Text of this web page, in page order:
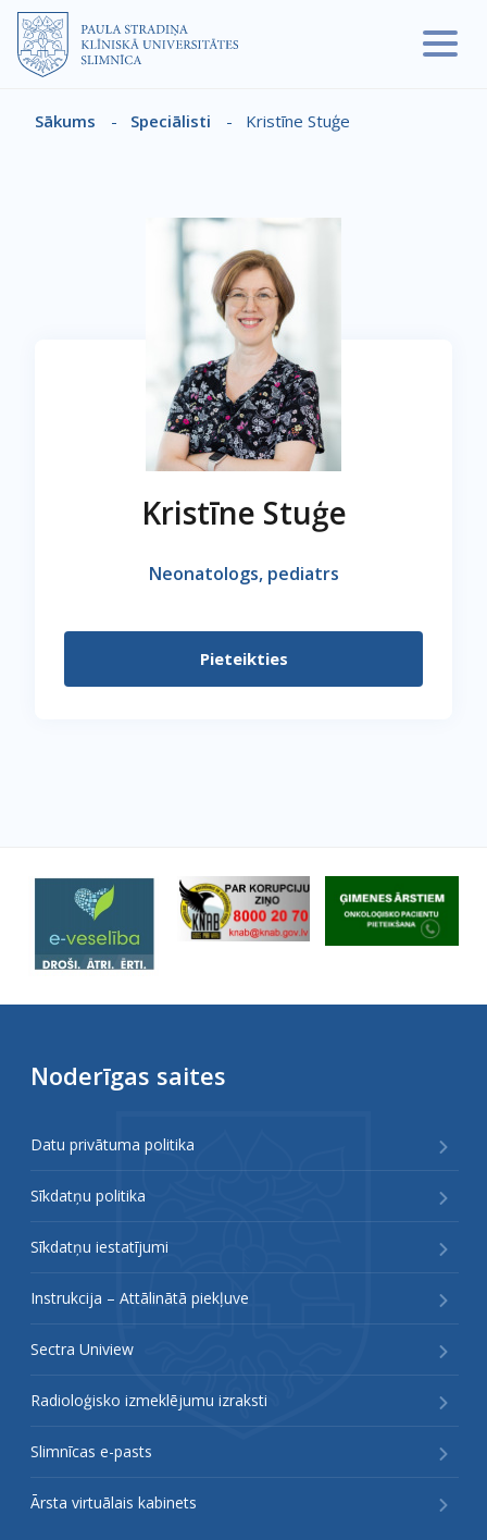
Pārlekt uz galveno saturu
Atpakaļceļš
Sākums - Speciālisti - Kristīne Stuģe
Kristīne Stuģe
Neonatologs, pediatrs
Pieteikties
Noderīgas saites
Datu privātuma politika
Sīkdatņu politika
Sīkdatņu iestatījumi
Instrukcija – Attālinātā piekļuve
Sectra Uniview
Radioloģisko izmeklējumu izraksti
Slimnīcas e-pasts
Ārsta virtuālais kabinets